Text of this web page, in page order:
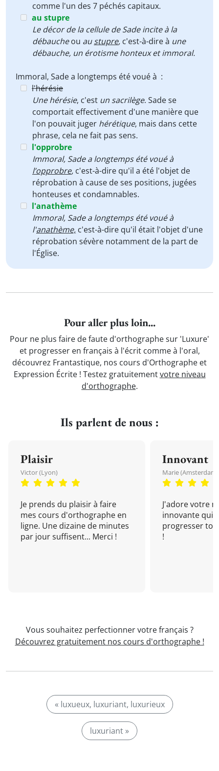
comme l'un des 7 péchés capitaux.
au stupre
Le décor de la cellule de Sade incite à la
débaucheou austupre, c'est-à-dire à une
débauche, un érotisme honteux et immoral.
Immoral, Sade a longtemps été voué à :
l'hérésie
Une hérésie, c'est un sacrilège. Sade se
comportait effectivement d'une manière que
l'on pouvait juger hérétique, mais dans cette
phrase, cela ne fait pas sens.
l'opprobre
Immoral, Sade a longtemps été voué à
l’opprobre, c'est-à-dire qu'il a été l'objet de
réprobation à cause de ses positions, jugées
honteuses et condamnables.
l'anathème
Immoral, Sade a longtemps été voué à
l'anathème, c'est-à-dire qu'il était l'objet d'une
réprobation sévère notamment de la part de
l'Église.
Pour aller plus loin...
Pour ne plus faire de faute d'orthographe sur 'Luxure'
et progresser en français à l'écrit comme à l'oral,
découvrez Frantastique, nos cours d'Orthographe et
Expression Écrite ! Testez gratuitementvotre niveau
d'orthographe.
Ils parlent de nous :
Plaisir
Victor (Lyon)
Je prends du plaisir à faire
mes cours d'orthographe en
ligne. Une dizaine de minutes
par jour suffisent... Merci !
Innovant
Marie (Amsterdam)
J'adore votre
innovante qui
progresser
!
Vous souhaitez perfectionner votre français ?
Découvrez gratuitement nos cours d'orthographe !
« luxueux, luxuriant, luxurieux
luxuriant »